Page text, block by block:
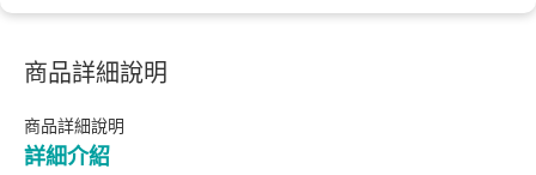
商品詳細說明
商品詳細說明
詳細介紹